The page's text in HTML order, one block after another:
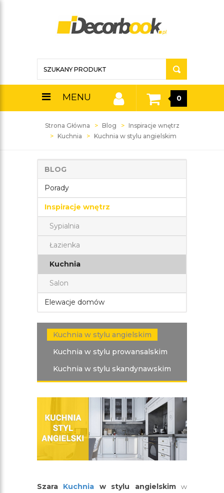
MENU 0
Strona Główna Blog
Inspiracje wnętrz
Kuchnia
Kuchnia w stylu angielskim
BLOG
Porady
Inspiracje wnętrz
Sypialnia
Łazienka
Kuchnia
Salon
Elewacje domów
Kuchnia w stylu angielskim
Kuchnia w stylu prowansalskim
Kuchnia w stylu skandynawskim
Szara Kuchnia w stylu angielskimw